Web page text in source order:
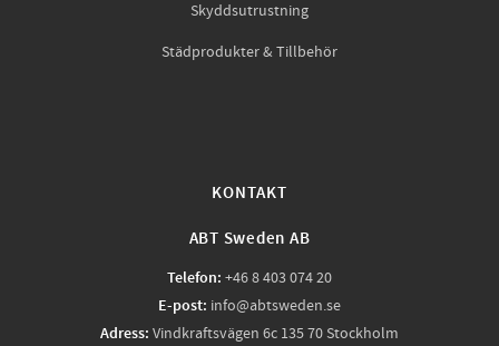
Skyddsutrustning
Städprodukter & Tillbehör
KONTAKT
ABT Sweden AB
Telefon: +46 8 403 074 20
E-post: info@abtsweden.se
Adress: Vindkraftsvägen 6c 135 70 Stockholm